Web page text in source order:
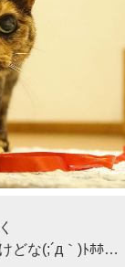
どな(;´д｀)ﾄﾎﾎ…